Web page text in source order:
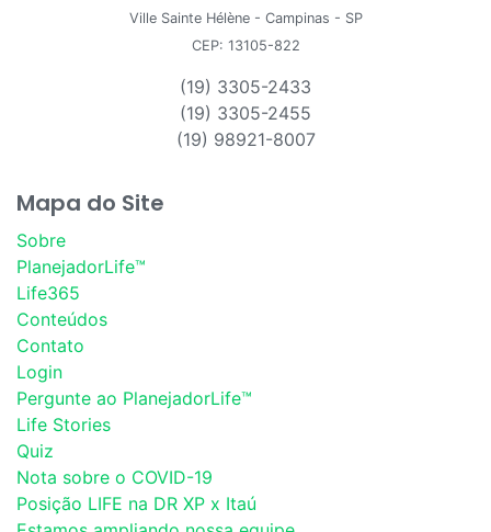
Ville Sainte Hélène - Campinas - SP
CEP: 13105-822
(19) 3305-2433
(19) 3305-2455
(19) 98921-8007
Mapa do Site
Sobre
PlanejadorLife™
Life365
Conteúdos
Contato
Login
Pergunte ao PlanejadorLife™
Life Stories
Quiz
Nota sobre o COVID-19
Posição LIFE na DR XP x Itaú